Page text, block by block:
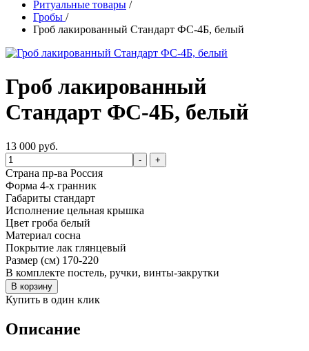
Ритуальные товары /
Гробы /
Гроб лакированный Стандарт ФС-4Б, белый
Гроб лакированный
Стандарт ФС-4Б, белый
13 000 руб.
- +
Страна пр-ва Россия
Форма 4-х гранник
Габариты стандарт
Исполнение цельная крышка
Цвет гроба белый
Материал сосна
Покрытие лак глянцевый
Размер (см) 170-220
В комплекте постель, ручки, винты-закрутки
В корзину
Купить в один клик
Описание